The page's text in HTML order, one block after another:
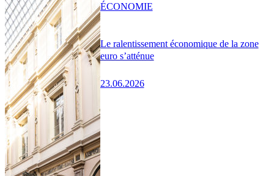
Le ralentissement économique de la zone
euro s’atténue
23.06.2026
ÉCONOMIE